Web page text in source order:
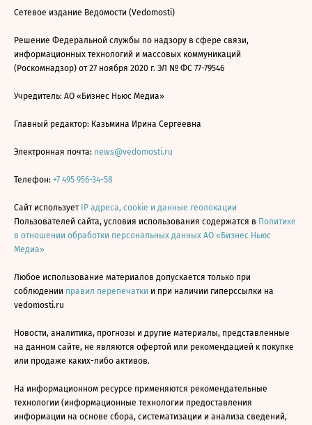
Сетевое издание Ведомости (Vedomosti)
Решение Федеральной службы по надзору в сфере связи,
информационных технологий и массовых коммуникаций
(Роскомнадзор) от 27 ноября 2020 г. ЭЛ № ФС 77-79546
Учредитель: АО «Бизнес Ньюс Медиа»
Главный редактор: Казьмина Ирина Сергеевна
Электронная почта: news@vedomosti.ru
Телефон: +7 495 956-34-58
Сайт использует IP адреса, cookie и данные геолокации
Пользователей сайта, условия использования содержатся в Политике
в отношении обработки персональных данных АО «Бизнес Ньюс
Медиа»
Любое использование материалов допускается только при
соблюдении правил перепечатки и при наличии гиперссылки на
vedomosti.ru
Новости, аналитика, прогнозы и другие материалы, представленные
на данном сайте, не являются офертой или рекомендацией к покупке
или продаже каких-либо активов.
На информационном ресурсе применяются рекомендательные
технологии (информационные технологии предоставления
информации на основе сбора, систематизации и анализа сведений,